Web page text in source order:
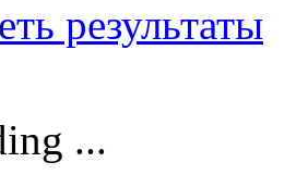
результаты
...